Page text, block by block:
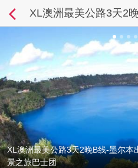
XL澳洲最美公路3天2晚B线-墨尔本
景之旅巴士团